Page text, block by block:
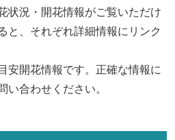
状況・開花情報がご覧いただけ
と、それぞれ詳細情報にリンク
安開花情報です。正確な情報に
合わせください。